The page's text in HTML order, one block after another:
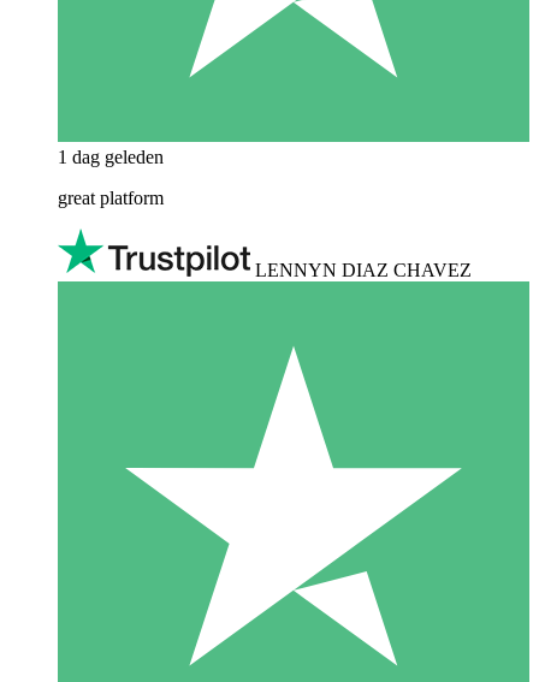
1 dag geleden
great platform
LENNYN DIAZ CHAVEZ